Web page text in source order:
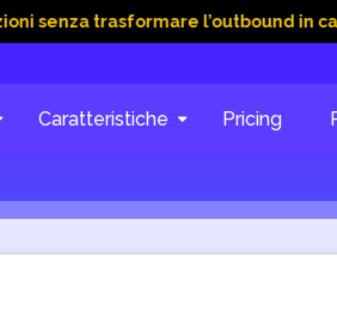
trasformare l’outbound in caos 15
Caratteristiche Pricing